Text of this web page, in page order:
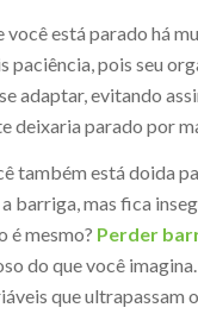
você está parado há
paciência, pois seu
adaptar, evitando
deixaria parado por
também está doida
barriga, mas fica
é mesmo? Perder
do que você
que ultrapassam